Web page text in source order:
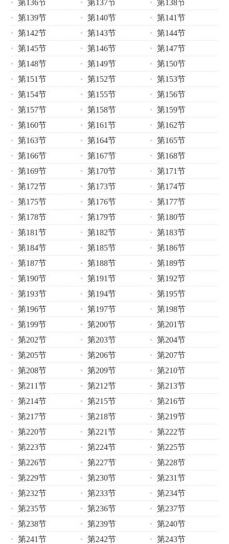
第136节
第137节
第138节
第139节
第140节
第141节
第142节
第143节
第144节
第145节
第146节
第147节
第148节
第149节
第150节
第151节
第152节
第153节
第154节
第155节
第156节
第157节
第158节
第159节
第160节
第161节
第162节
第163节
第164节
第165节
第166节
第167节
第168节
第169节
第170节
第171节
第172节
第173节
第174节
第175节
第176节
第177节
第178节
第179节
第180节
第181节
第182节
第183节
第184节
第185节
第186节
第187节
第188节
第189节
第190节
第191节
第192节
第193节
第194节
第195节
第196节
第197节
第198节
第199节
第200节
第201节
第202节
第203节
第204节
第205节
第206节
第207节
第208节
第209节
第210节
第211节
第212节
第213节
第214节
第215节
第216节
第217节
第218节
第219节
第220节
第221节
第222节
第223节
第224节
第225节
第226节
第227节
第228节
第229节
第230节
第231节
第232节
第233节
第234节
第235节
第236节
第237节
第238节
第239节
第240节
第241节
第242节 第243节